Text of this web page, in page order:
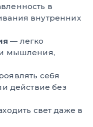
в
внутренних
— легко
мышления,
себя
действие без
свет даже в